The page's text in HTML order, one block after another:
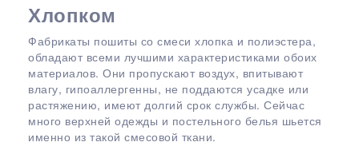
Хлопком
Фабрикаты пошиты со смеси хлопка и полиэстера,
обладают всеми лучшими характеристиками обоих
материалов. Они пропускают воздух, впитывают
влагу, гипоаллергенны, не поддаются усадке или
растяжению, имеют долгий срок службы. Сейчас
много верхней одежды и постельного белья шьется
именно из такой смесовой ткани.